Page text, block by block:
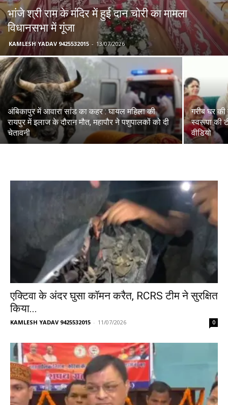
भांजे श्री राम के मंदिर में हुई दान चोरी का मामला
विधानसभा में गूंजा
KAMLESH YADAV 9425532015 - 13/07/2026
अंबिकापुर में आवारा सांड का कहर : घायल महिला की
रायपुर में इलाज के दौरान मौत, महापौर ने पशुपालकों को दी
चेतावनी
गरीब घर की
स्वरूपा की
वीडियो
एक्टिवा के अंदर घुसा कॉमन करैत, RCRS टीम ने सुरक्षित
किया...
KAMLESH YADAV 9425532015 - 11/07/2026 0